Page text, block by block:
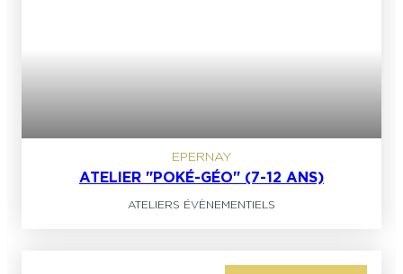
EPERNAY
ATELIER "POKÉ-GÉO" (7-12 ANS)
ATELIERS ÉVÈNEMENTIELS